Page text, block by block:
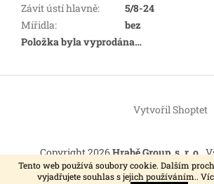
Tento web používá soubory cookie. Dalším
vyjadřujete souhlas s jejich používáním..
Závit ústí hlavně:
5/8-24
Mířidla:
bez
Položka byla vyprodána…
Z
í
Vytvořil Shoptet
Copyright 2026Hrabě Group, s. r. o..
vyhrazena.